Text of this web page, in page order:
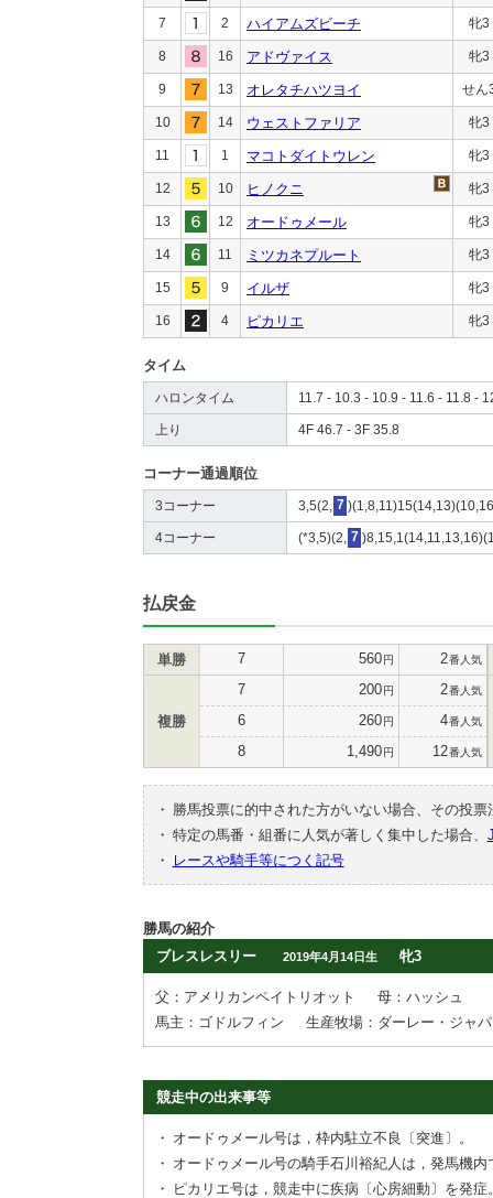
7 2 ハイアムズビーチ 牝3
8 16 アドヴァイス 牝3
9 13 オレタチハツヨイ せん
10 14 ウェストファリア 牝3
11 1 マコトダイトウレン 牝3
12 10 ヒノクニ 牝3
13 12 オードゥメール 牝3
14 11 ミツカネプルート 牝3
15 9 イルザ 牝3
16 4 ピカリエ 牝3
タイム
ハロンタイム 11.7 - 10.3 - 10.9 - 11.6 - 11.8 -
上り 4F 46.7 - 3F 35.8
コーナー通過順位
3コーナー 3,5(2, 7
4コーナー (*3,5)(2, 7
払戻金
単勝 7 560円 2番人気
複勝
7 200円 2番人気
6 260円 4番人気
8 1,490円 12番人気
・
勝馬投票に的中された方がいない場合、その投
・ 特定の馬番・組番に人気が著しく集中した場合、
・
レースや騎手等につく記号
勝馬の紹介
ブレスレスリー
2019年4月14日生 牝3
父：アメリカンペイトリオット
母：ハッシュ
馬主：ゴドルフィン
生産牧場：ダーレー・ジャ
競走中の出来事等
・ オードゥメール号は，枠内駐立不良〔突進〕。
・ オードゥメール号の騎手石川裕紀人は，発馬機
・
ピカリエ号は，競走中に疾病〔心房細動〕を発